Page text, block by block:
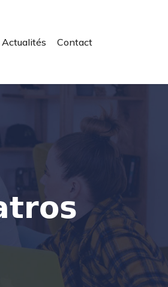
Actualités Contact